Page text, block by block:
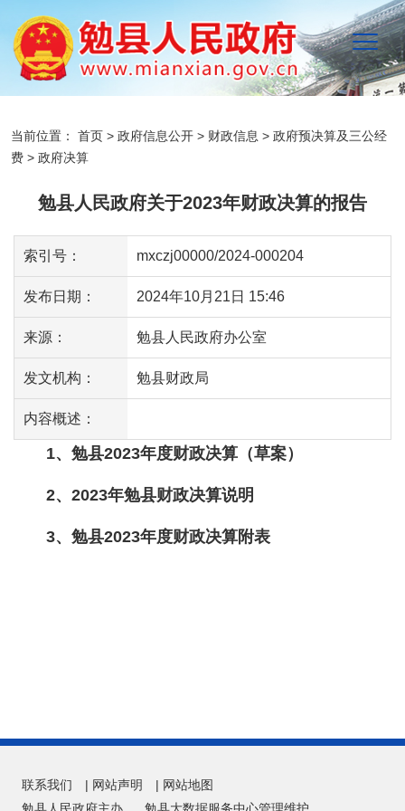
当前位置： 首页 > 政府信息公开 > 财政信息 > 政府预决算及三公经
费 > 政府决算
勉县人民政府关于2023年财政决算的报告
索引号： mxczj00000/2024-000204
发布日期： 2024年10月21日 15:46
来源： 勉县人民政府办公室
发文机构： 勉县财政局
内容概述：
1、勉县2023年度财政决算（草案）
2、2023年勉县财政决算说明
3、勉县2023年度财政决算附表
联系我们 | 网站声明 | 网站地图